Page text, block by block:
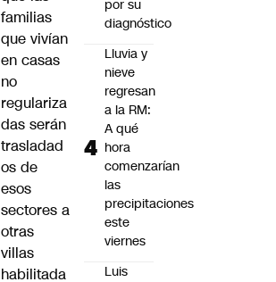
familias
que vivían
en casas
no
regulariza
das serán
trasladad
os de
esos
sectores a
otras
villas
habilitada
por su
diagnóstico
Lluvia y
nieve
regresan
a la RM:
A qué
hora
comenzarían
las
precipitaciones
este
viernes
Luis